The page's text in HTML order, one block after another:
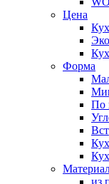
Цена
Форма
По
из